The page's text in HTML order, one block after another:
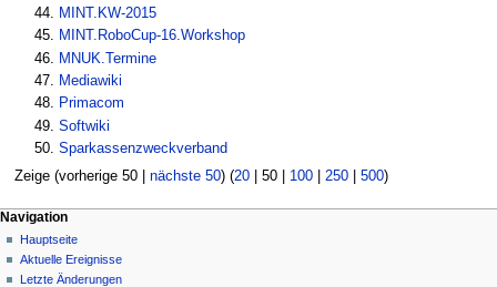
MINT.KW-2015
MINT.RoboCup-16.Workshop
MNUK.Termine
Mediawiki
Primacom
Softwiki
Sparkassenzweckverband
Zeige (vorherige 50| nächste 50) (20| 50| 100| 250| 500)
Navigation
Hauptseite
Aktuelle Ereignisse
Letzte Änderungen